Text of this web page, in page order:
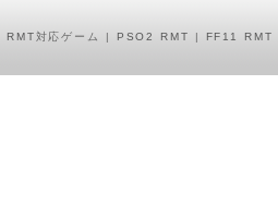
RMT対応ゲーム | PSO2 RMT | FF11 RMT